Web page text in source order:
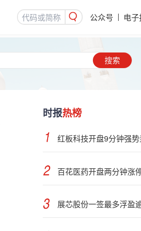
公众号 电子
搜索
时报热榜